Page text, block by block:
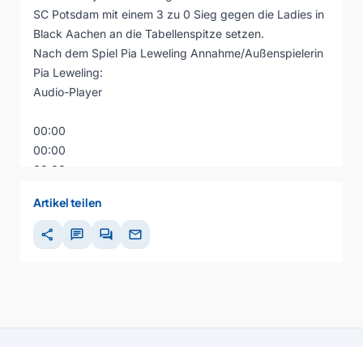
SC Potsdam mit einem 3 zu 0 Sieg gegen die Ladies in
Black Aachen an die Tabellenspitze setzen.
Nach dem Spiel Pia Leweling Annahme/Außenspielerin
Pia Leweling:
Audio-Player
00:00
00:00
00:00
Artikel teilen
share chat forum mail